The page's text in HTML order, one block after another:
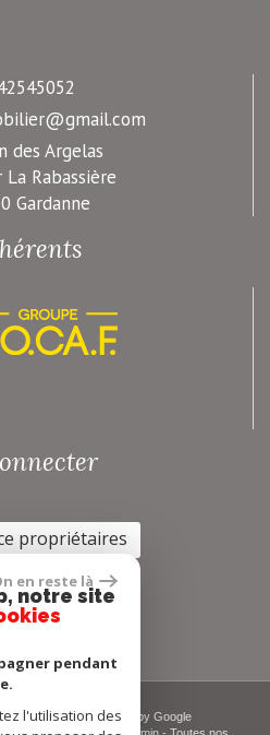
des Argelas
Rabassière
Gardanne
propriétaires
| Traduction powered by Google
en reste là
notre site
pendant
l'utilisation des